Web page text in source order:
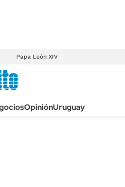
Papa León XIV
OpiniónUruguay